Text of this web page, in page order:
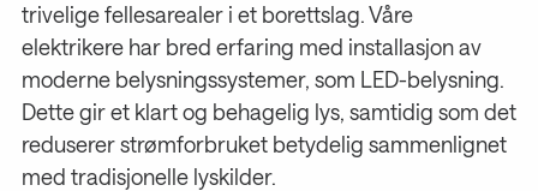
trivelige fellesarealer i et borettslag. Våre
elektrikere har bred erfaring med installasjon av
moderne belysningssystemer, som LED-belysning.
Dette gir et klart og behagelig lys, samtidig som det
reduserer strømforbruket betydelig sammenlignet
med tradisjonelle lyskilder.